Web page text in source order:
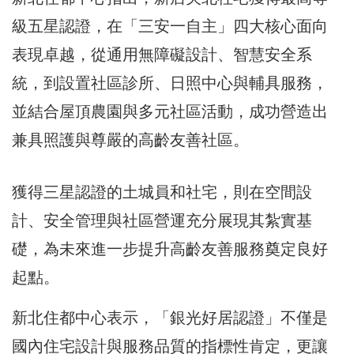
級五星認證，在「三安一自主」四大核心面向
表現卓越，從通用無障礙設計、智慧安全系
統，到設置社區診所、日照中心與輔具服務，
並結合屋頂農園與多元社區活動，成功營造出
兼具照護與尊嚴的高齡友善社區。
獲得三星認證的土城員和社宅，則在空間設
計、安全管理與社區營運充分展現其紮實基
礎，為未來進一步提升高齡友善服務奠定良好
起點。
新北住都中心表示，「銀光好居認證」不僅是
國內住宅設計與服務品質的指標性肯定，更讓